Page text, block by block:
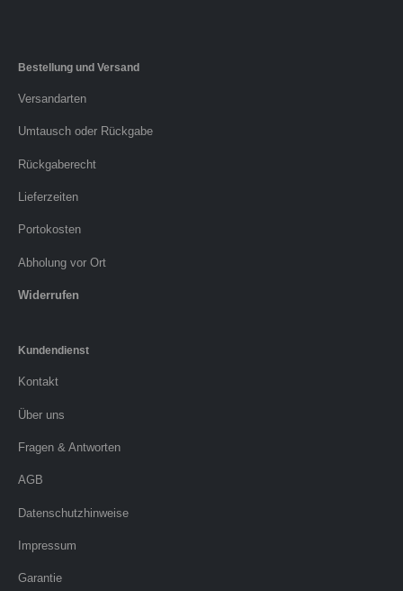
Bestellung und Versand
Versandarten
Umtausch oder Rückgabe
Rückgaberecht
Lieferzeiten
Portokosten
Abholung vor Ort
Widerrufen
Kundendienst
Kontakt
Über uns
Fragen & Antworten
AGB
Datenschutzhinweise
Impressum
Garantie